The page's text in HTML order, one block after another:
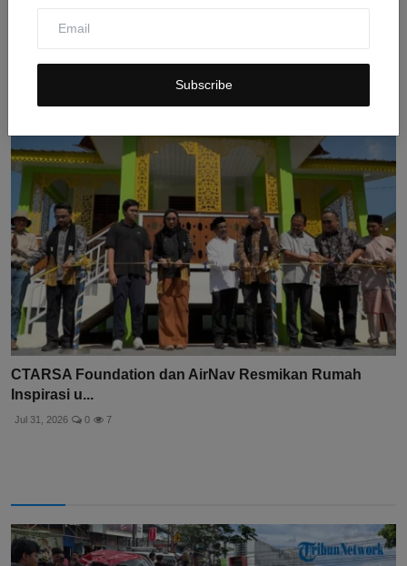
Subscribe
Collagen Stimulator VandS Clinic: Solusi Terbaik
CTARSA Foundation dan AirNav Resmikan Rumah
Inspirasi u...
Jul 31, 2026 0 7